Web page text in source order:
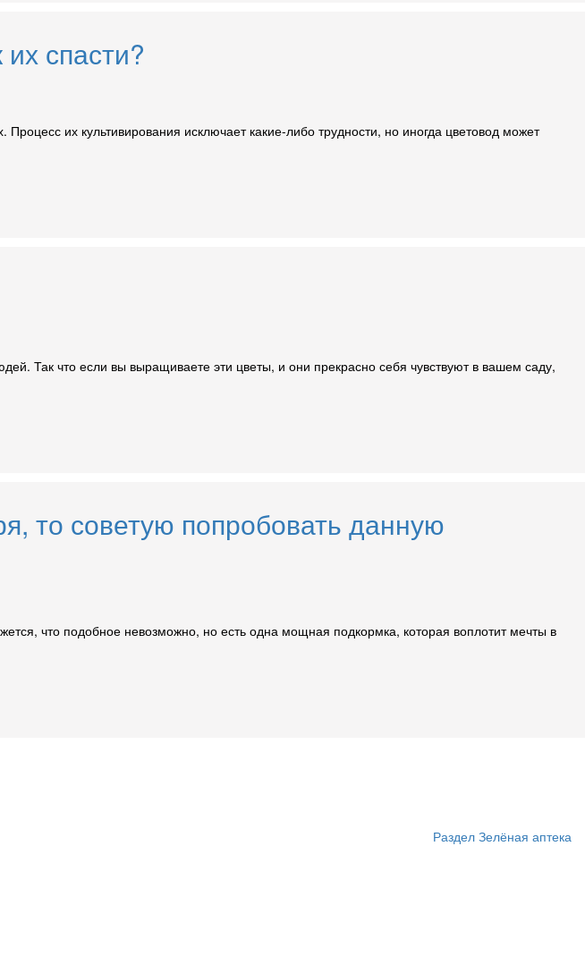
спасти?
их культивирования исключает какие-либо трудности, но иногда цветовод может
Так что если вы выращиваете эти цветы, и они прекрасно себя чувствуют в вашем саду,
то советую попробовать данную
что подобное невозможно, но есть одна мощная подкормка, которая воплотит мечты в
Раздел Зелёная аптека